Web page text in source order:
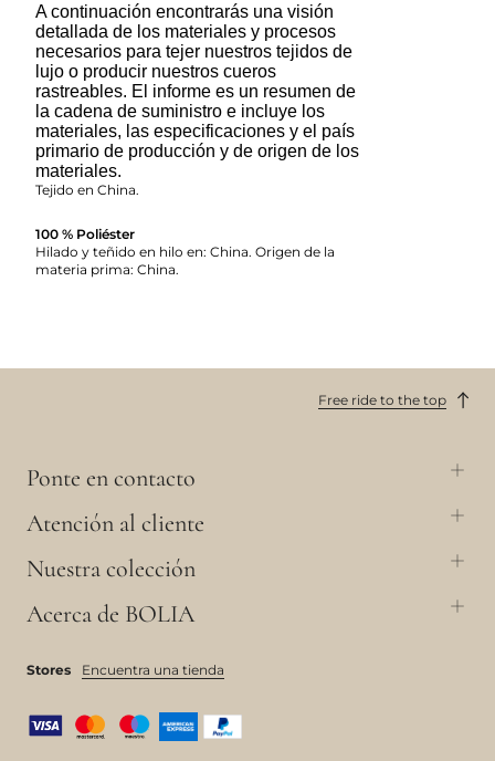
A continuación encontrarás una visión
detallada de los materiales y procesos
necesarios para tejer nuestros tejidos de
lujo o producir nuestros cueros
rastreables. El informe es un resumen de
la cadena de suministro e incluye los
materiales, las especificaciones y el país
primario de producción y de origen de los
materiales.
Tejido en China.
100 % Poliéster
Hilado y teñido en hilo en: China. Origen de la
materia prima: China.
Free ride to the top
Ponte en contacto
Atención al cliente
Nuestra colección
Acerca de BOLIA
Stores Encuentra una tienda